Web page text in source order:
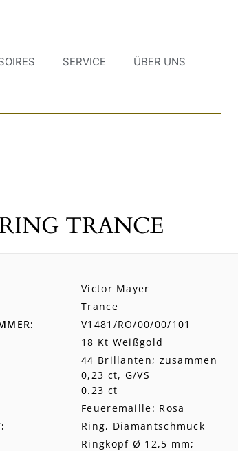
SERVICE ÜBER UNS
TRANCE
Victor Mayer
Trance
V1481/RO/00/00/101
18 Kt Weißgold
44 Brillanten; zusammen
0,23 ct, G/VS
0.23 ct
Feueremaille: Rosa
Ring, Diamantschmuck
Ringkopf Ø 12,5 mm;